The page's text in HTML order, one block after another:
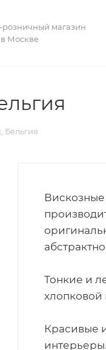
розничный магазин
Москве
Бельгия
Тонкие и
хлопковой
Красивые
интерьеры.